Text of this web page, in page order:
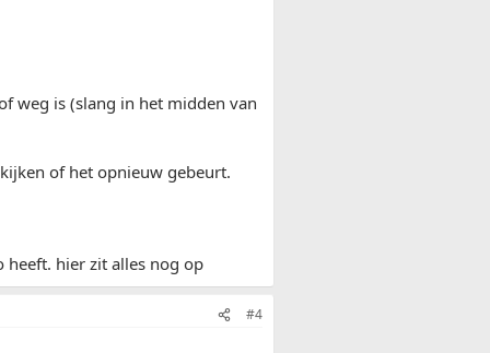
weg is (slang in het midden van
of het opnieuw gebeurt.
heeft. hier zit alles nog op
#4